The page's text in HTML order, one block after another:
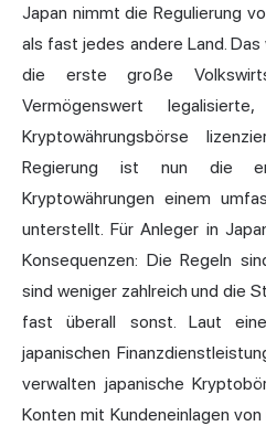
Japan nimmt die Regulierung
als fast jedes andere Land. Das
die erste große
Vermögenswert
Kryptowährungsbörse
Regierung ist nun die
Kryptowährungen einem
unterstellt. Für Anleger in
Konsequenzen: Die Regeln
sind weniger zahlreich und die
fast überall sonst. Laut
japanischen
verwalten japanische
Konten mit Kundeneinlagen